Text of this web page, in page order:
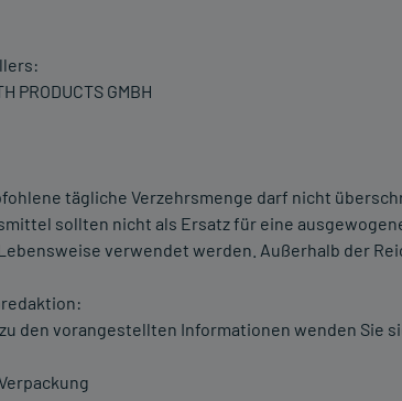
PRODUCTS GMBH
tägliche Verzehrsmenge darf nicht
sollten nicht als Ersatz für eine
verwendet werden. Außerhalb der
den vorangestellten Informationen wenden Sie